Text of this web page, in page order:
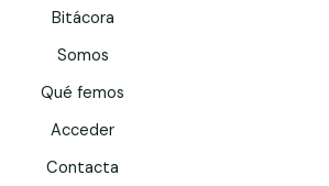
Bitácora
Somos
Qué femos
Acceder
Contacta